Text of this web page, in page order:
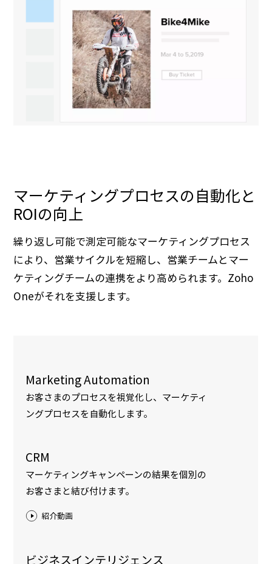
マーケティングプロセスの自動化と
ROIの向上
繰り返し可能で測定可能なマーケティングプロセス
により、営業サイクルを短縮し、営業チームとマー
ケティングチームの連携をより高められます。Zoho
Oneがそれを支援します。
Marketing Automation
お客さまのプロセスを視覚化し、マーケティ
ングプロセスを自動化します。
CRM
マーケティングキャンペーンの結果を個別の
お客さまと結び付けます。
紹介動画
ビジネスインテリジェンス